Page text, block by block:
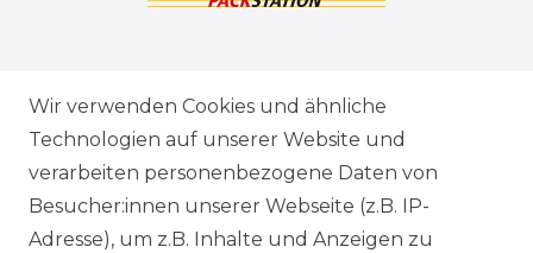
VERSANDARTEN & -KOSTEN
GEWERBETREIBENDE?
Wir verwenden Cookies und ähnliche
Technologien auf unserer Website und
verarbeiten personenbezogene Daten von
Besucher:innen unserer Webseite (z.B. IP-
Adresse), um z.B. Inhalte und Anzeigen zu